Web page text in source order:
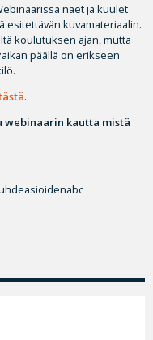
näet ja kuulet
esitettävän kuvamateriaalin.
koulutuksen ajan, mutta
päällä on erikseen
.
webinaarin kautta mistä